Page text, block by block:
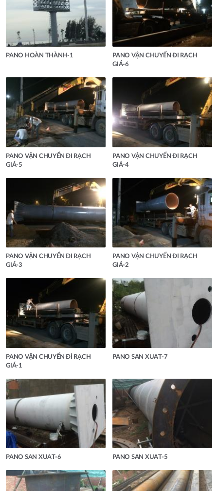
PANO HOÀN THÀNH-1
PANO VẬN CHUYỂN ĐI RẠCH
GIÁ-6
PANO VẬN CHUYỂN ĐI RẠCH
GIÁ-5
PANO VẬN CHUYỂN ĐI RẠCH
GIÁ-4
PANO VẬN CHUYỂN ĐI RẠCH
GIÁ-3
PANO VẬN CHUYỂN ĐI RẠCH
GIÁ-2
PANO VẬN CHUYỂN ĐỈ RẠCH
GIÁ-1
PANO SAN XUAT-7
PANO SAN XUAT-6 PANO SAN XUAT-5